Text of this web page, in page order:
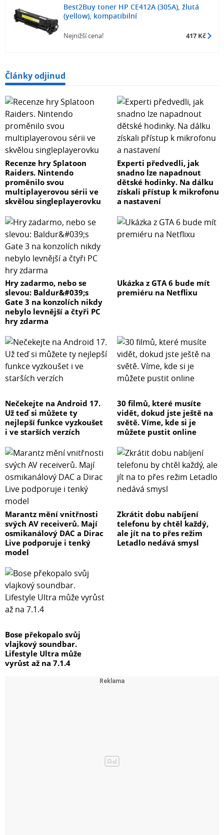
Best2Buy toner HP CE412A (305A), žlutá
(yellow), kompatibilní
Nejnižší cena! 417 Kč
Články odjinud
Recenze hry Splatoon
Raiders. Nintendo
proměnilo svou
multiplayerovou sérii ve
skvělou singleplayerovku
Experti předvedli, jak
snadno lze napadnout
dětské hodinky. Na dálku
získali přístup k mikrofonu
a nastavení
Hry zadarmo, nebo se
slevou: Baldur&#039;s
Gate 3 na konzolích nikdy
nebylo levnější a čtyři PC
hry zdarma
Ukázka z GTA 6 bude mít
premiéru na Netflixu
Nečekejte na Android 17.
Už teď si můžete ty
nejlepší funkce vyzkoušet
i ve starších verzích
30 filmů, které musíte
vidět, dokud jste ještě na
světě. Víme, kde si je
můžete pustit online
Marantz mění vnitřnosti
svých AV receiverů. Mají
osmikanálový DAC a Dirac
Live podporuje i tenký
model
Zkrátit dobu nabíjení
telefonu by chtěl každý,
ale jít na to přes režim
Letadlo nedává smysl
Bose překopalo svůj
vlajkový soundbar.
Lifestyle Ultra může
vyrůst až na 7.1.4